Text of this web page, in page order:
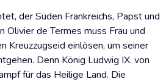
der Süden Frankreichs, Papst und
Olivier de Termes muss Frau und
Kreuzzugseid einlösen, um seiner
Denn König Ludwig IX. von
für das Heilige Land. Die